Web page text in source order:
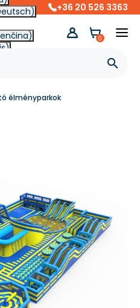
+36 20 526 3363

0
élményparkok